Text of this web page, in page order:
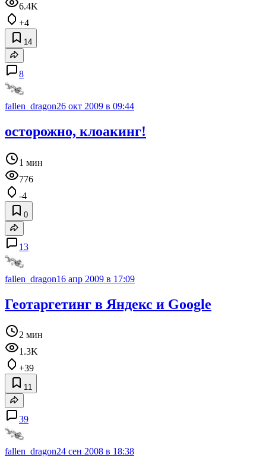
6.4K
+4
14
8
fallen_dragon26 окт 2009 в 09:44
осторожно, клоакинг!
1 мин
776
-4
0
13
fallen_dragon16 апр 2009 в 17:09
Геотаргетинг в Яндекс и Google
2 мин
1.3K
+39
11
39
fallen_dragon24 сен 2008 в 18:38